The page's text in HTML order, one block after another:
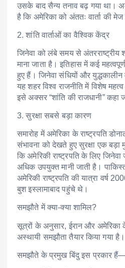
उसके बाद सैन्य तनाव बढ़ गया था।
है कि अमेरिका को अंततः वार्ता की
2. शांति वार्ताओं का वैश्विक केंद्र
जिनेवा को लंबे समय से अंतरराष्ट्रीय
माना जाता है। इतिहास में कई
हुए हैं। जिनेवा संधियों और
यह शहर विश्व राजनीति में विशेष
इसे अक्सर “शांति की राजधानी” कहा
3. सुरक्षा सबसे बड़ा कारण
समारोह में अमेरिका के राष्ट्रपति
संभावना को देखते हुए सुरक्षा एक बड़ा
कि अमेरिकी राष्ट्रपति के लिए
अधिक उपयुक्त मानी जाती है।
अमेरिकी राष्ट्रपति की यात्रा वर्ष
बुश इस्लामाबाद पहुंचे थे।
समझौते में क्या-क्या शामिल?
सूत्रों के अनुसार, ईरान और अमेरिका
अस्थायी समझौता तैयार किया गया है।
समझौते के प्रमुख बिंदु इस प्रकार